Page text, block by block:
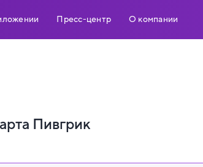
Пресс-центр О компании
Пивгрик